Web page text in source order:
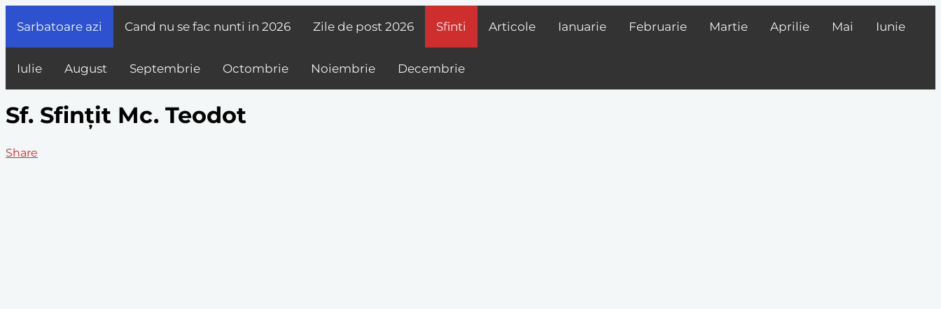
Sarbatoare azi Cand nu se fac nunti in 2026 Zile de post 2026 Sfinti Articole Ianuarie Februarie Martie Aprilie Mai Iunie
Iulie August Septembrie Octombrie Noiembrie Decembrie
Sf. Sfințit Mc. Teodot
Share